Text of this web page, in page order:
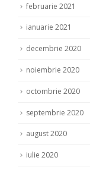
februarie 2021
ianuarie 2021
decembrie 2020
noiembrie 2020
octombrie 2020
septembrie 2020
august 2020
iulie 2020